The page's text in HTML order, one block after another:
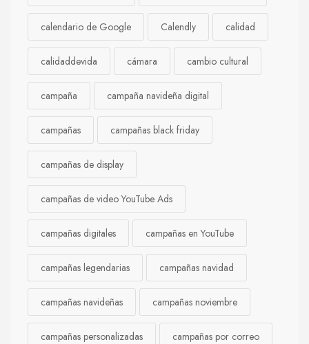
calendario de Google Calendly calidad
calidaddevida cámara cambio cultural
campaña campaña navideña digital
campañas campañas black friday
campañas de display
campañas de video YouTube Ads
campañas digitales campañas en YouTube
campañas legendarias campañas navidad
campañas navideñas campañas noviembre
campañas personalizadas campañas por correo